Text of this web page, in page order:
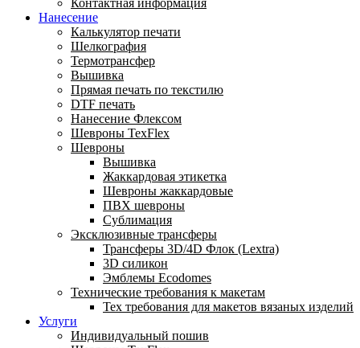
Нанесение
Калькулятор печати
Шелкография
Термотрансфер
Вышивка
Прямая печать по текстилю
DTF печать
Нанесение Флексом
Шевроны TexFlex
Шевроны
Вышивка
Жаккардовая этикетка
Шевроны жаккардовые
ПВХ шевроны
Сублимация
Эксклюзивные трансферы
Трансферы 3D/4D Флок (Lextra)
3D силикон
Эмблемы Ecodomes
Технические требования к макетам
Тех требования для макетов вязаных изделий
Услуги
Индивидуальный пошив